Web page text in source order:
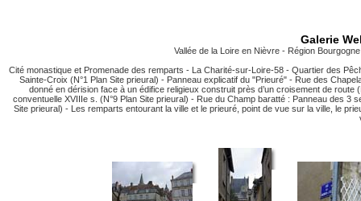
Galerie
Vallée de la Loire en Nièvre - Région
Cité monastique et Promenade des remparts - La Charité-sur-Loire-58 - Quartier des
Sainte-Croix (N°1 Plan Site prieural) - Panneau explicatif du "Prieuré" - Rue des
donné en dérision face à un édifice religieux construit près d’un croisement de
conventuelle XVIIIe s. (N°9 Plan Site prieural) - Rue du Champ baratté : Panneau des
Site prieural) - Les remparts entourant la ville et le prieuré, point de vue sur la ville, le